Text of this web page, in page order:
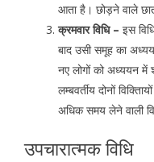
आता है। छोड़ने वाले
क्रमवार विधि – इस
बाद उसी समूह का
नए लोगों को अध्ययन
लम्बवर्तीय दोनों
अधिक समय लेने वाली
उपचारात्मक विधि